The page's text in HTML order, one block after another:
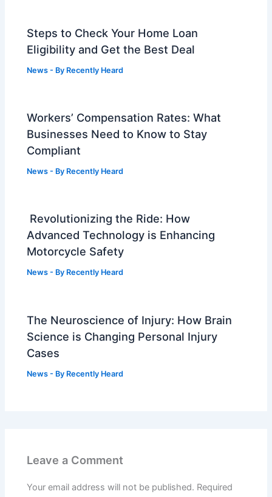
Steps to Check Your Home Loan
Eligibility and Get the Best Deal
News - By Recently Heard
Workers’ Compensation Rates: What
Businesses Need to Know to Stay
Compliant
News - By Recently Heard
Revolutionizing the Ride: How
Advanced Technology is Enhancing
Motorcycle Safety
News - By Recently Heard
The Neuroscience of Injury: How Brain
Science is Changing Personal Injury
Cases
News - By Recently Heard
Leave a Comment
Your email address will not be published. Required